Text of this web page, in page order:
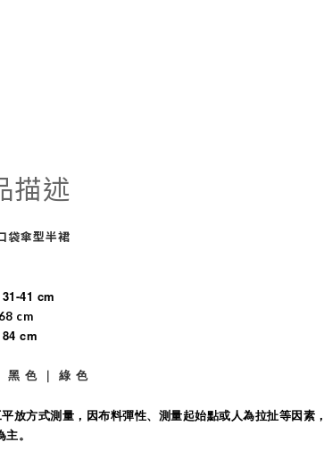
描述
袋傘型半裙
41 cm
cm
cm
黑 色 ｜ 綠 色
放方式測量，因布料彈性、測量起始點或人為拉扯等因素
主。